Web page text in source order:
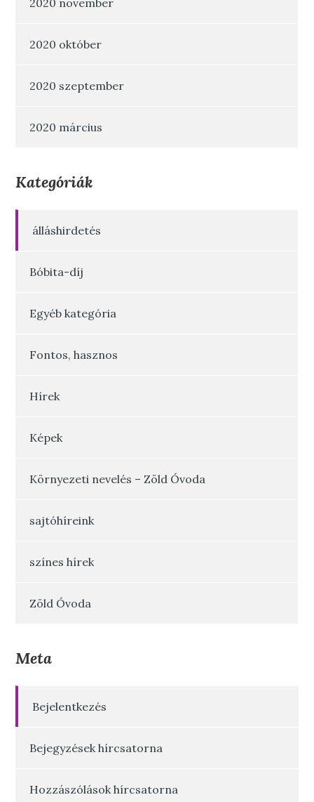
2020 november
2020 október
2020 szeptember
2020 március
Kategóriák
álláshirdetés
Bóbita-díj
Egyéb kategória
Fontos, hasznos
Hírek
Képek
Környezeti nevelés – Zöld Óvoda
sajtóhíreink
színes hírek
Zöld Óvoda
Meta
Bejelentkezés
Bejegyzések hírcsatorna
Hozzászólások hírcsatorna